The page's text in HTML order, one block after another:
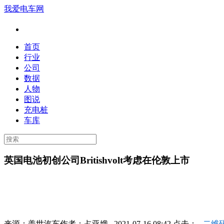
我爱电车网
首页
行业
公司
数据
人物
图说
充电桩
车库
英国电池初创公司Britishvolt考虑在伦敦上市